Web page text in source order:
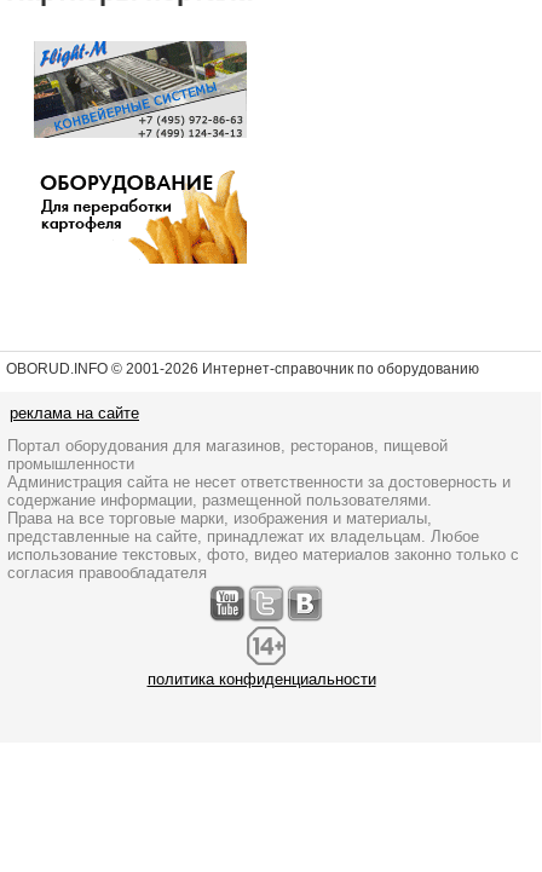
OBORUD.INFO © 2001-2026 Интернет-справочник по оборудованию
реклама на сайте
Портал оборудования для магазинов, ресторанов, пищевой
промышленности
Администрация сайта не несет ответственности за достоверность и
содержание информации, размещенной пользователями.
Права на все торговые марки, изображения и материалы,
представленные на сайте, принадлежат их владельцам. Любое
использование текстовых, фото, видео материалов законно только с
согласия правообладателя
политика конфиденциальности